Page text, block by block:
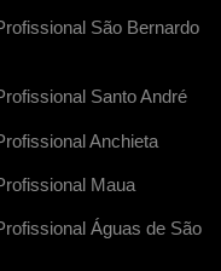
São Bernardo
Santo André
Anchieta
Maua
Águas de São